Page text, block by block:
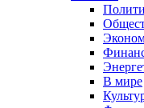
В мире